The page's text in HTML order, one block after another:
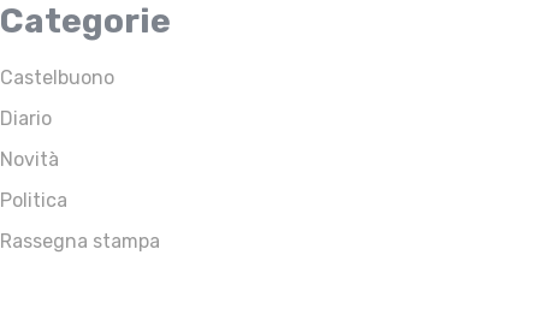
Categorie
Castelbuono
Diario
Novità
Politica
Rassegna stampa